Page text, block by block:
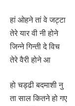
हां ओहने तां वे जट्टा
तेरे यार वी नी होने
जिन्ने गिन्ती दे विच
तेरे वैरी होने आ
हो चड्ढी बदमाशी नु
ता साल कितने हो गए